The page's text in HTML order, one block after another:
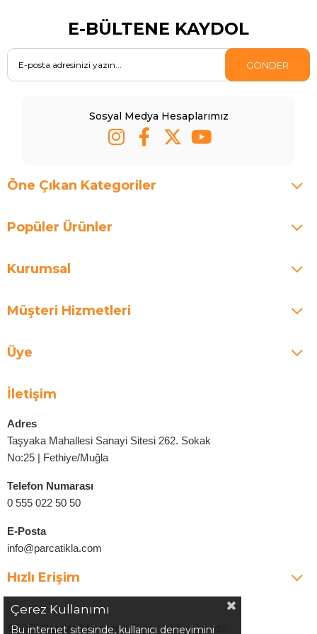
E-BÜLTENE KAYDOL
GÖNDER
Sosyal Medya Hesaplarımız
Öne Çıkan Kategoriler
Popüler Ürünler
Kurumsal
Müşteri Hizmetleri
Üye
İletişim
Adres
Taşyaka Mahallesi Sanayi Sitesi 262. Sokak
No:25 | Fethiye/Muğla
Telefon Numarası
0 555 022 50 50
E-Posta
info@parcatikla.com
Hızlı Erişim
©2025Parcatikla.com| Tüm Hakları Saklıdır.
Çerez Kullanımı
Bu internet sitesinde, kullanıcı deneyimini